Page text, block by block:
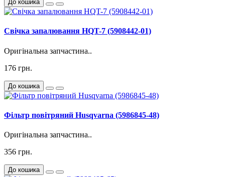
До кошика
Свічка запалювання HQT-7 (5908442-01)
Оригінальна запчастина..
176 грн.
До кошика
Фільтр повітряний Husqvarna (5986845-48)
Оригінальна запчастина..
356 грн.
До кошика